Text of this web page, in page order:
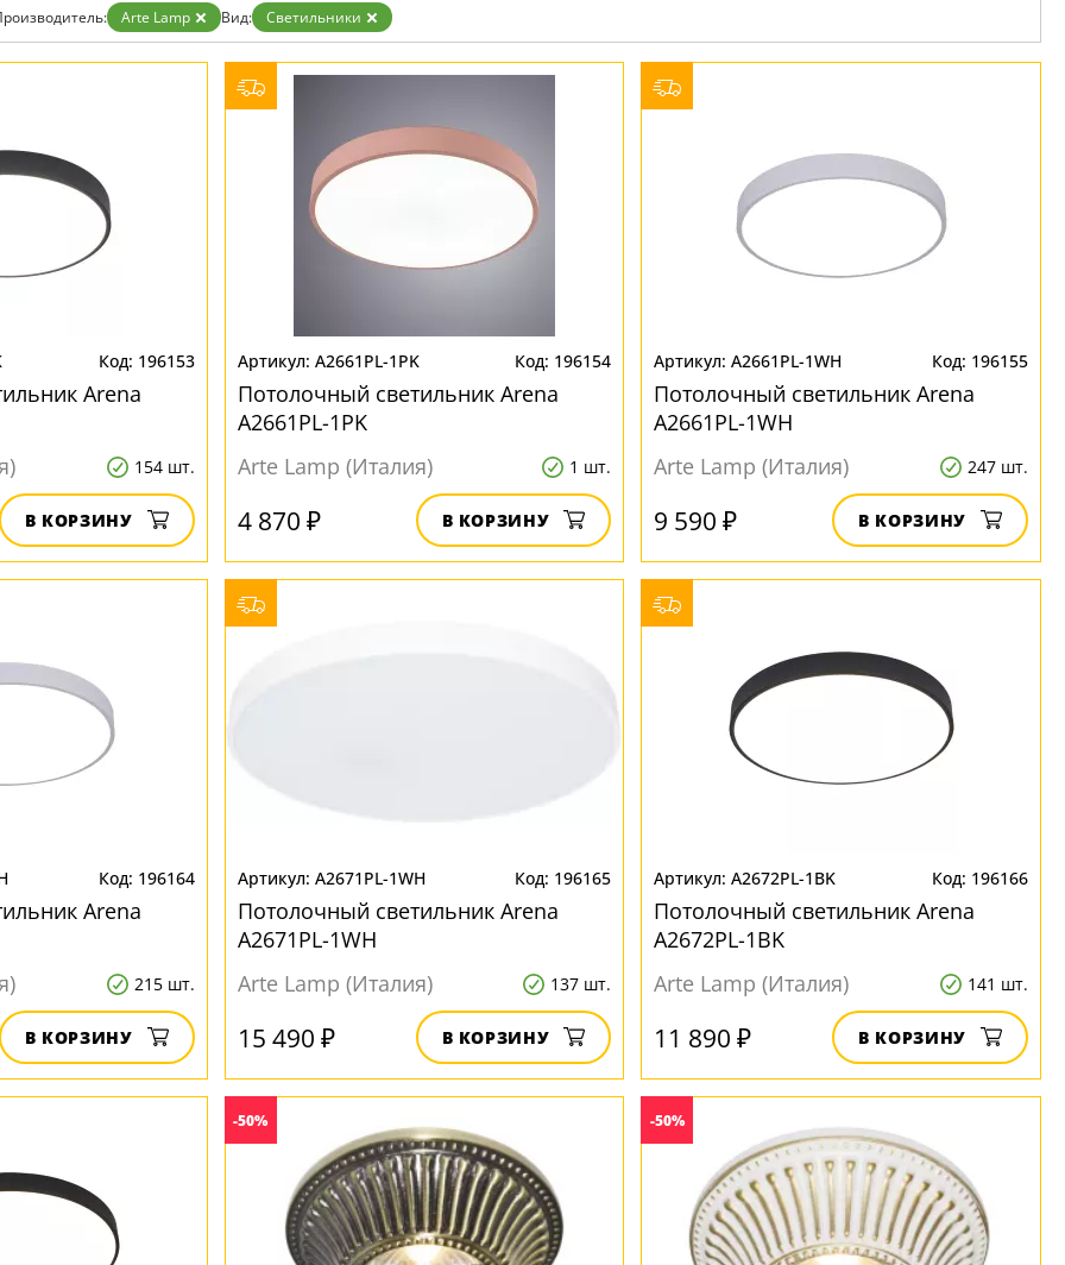
Бронза
Золото
Прозрачные
Arte Lamp Вид: Светильники
196153
Arena
154 шт.
В КОРЗИНУ
A2661PL-1PK 196154
Потолочный светильник Arena
A2661PL-1PK
Arte Lamp (Италия)
1 шт.
4 870 ₽ В КОРЗИНУ
A2661PL-1WH 196155
Потолочный светильник Arena
A2661PL-1WH
Arte Lamp (Италия)
247 шт.
9 590 ₽ В КОРЗИНУ
196164
Arena
215 шт.
В КОРЗИНУ
A2671PL-1WH 196165
Потолочный светильник Arena
A2671PL-1WH
Arte Lamp (Италия)
137 шт.
15 490 ₽ В КОРЗИНУ
A2672PL-1BK 196166
Потолочный светильник Arena
A2672PL-1BK
Arte Lamp (Италия)
141 шт.
11 890 ₽ В КОРЗИНУ
-50% -50%